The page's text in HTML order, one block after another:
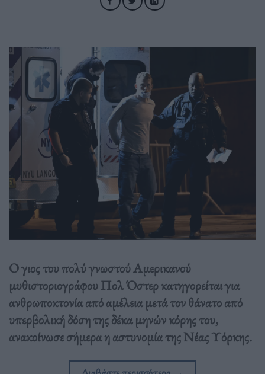
Ο γιος του πολύ γνωστού Αμερικανού
μυθιστοριογράφου Πολ Όστερ κατηγορείται για
ανθρωποκτονία από αμέλεια μετά τον θάνατο από
υπερβολική δόση της δέκα μηνών κόρης του,
ανακοίνωσε σήμερα η αστυνομία της Νέας Υόρκης.